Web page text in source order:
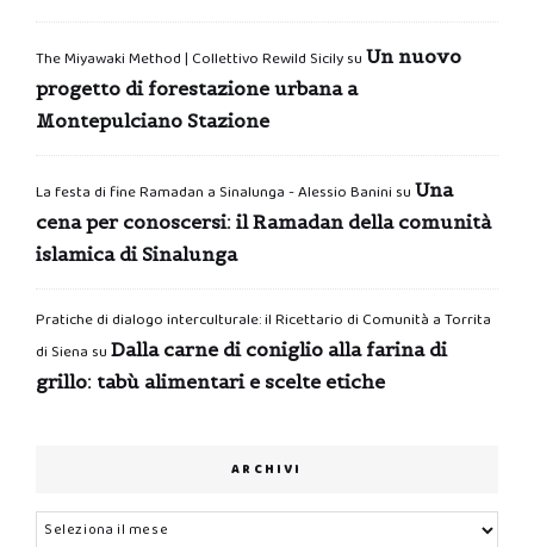
The Miyawaki Method | Collettivo Rewild Sicilysu Un nuovo
progetto di forestazione urbana a
Montepulciano Stazione
La festa di fine Ramadan a Sinalunga - Alessio Banini su Una
cena per conoscersi: il Ramadan della comunità
islamica di Sinalunga
Pratiche di dialogo interculturale: il Ricettario di Comunità a Torrita
di Siena su Dalla carne di coniglio alla farina di
grillo: tabù alimentari e scelte etiche
ARCHIVI
Archivi